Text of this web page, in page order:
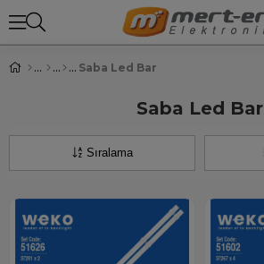
Saba Led Bar
Saba Led Bar
Sıralama